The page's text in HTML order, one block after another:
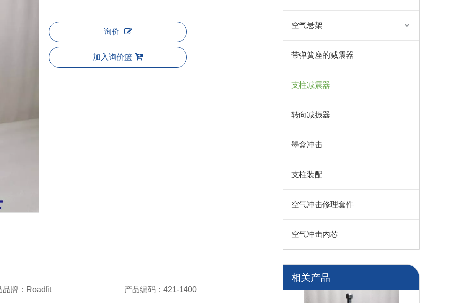
询价
加入询价篮
品牌： Roadfit 产品编码： 421-1400
空气悬架
带弹簧座的减震器
支柱减震器
转向减振器
墨盒冲击
支柱装配
空气冲击修理套件
空气冲击内芯
相关产品